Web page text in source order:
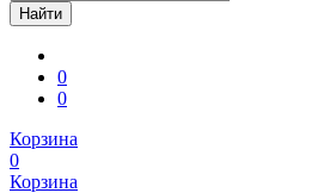
0
0
Корзина
0
Корзина